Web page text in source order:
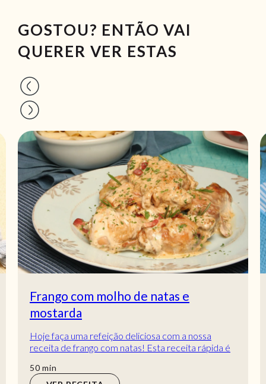
GOSTOU? ENTÃO VAI
QUERER VER ESTAS
Tentação de gelatina
Receita de Tentação de gelatina. Descubra como
cozinhar a receita de Tentação de gelatina de
maneira prática e deliciosa com a Teleculinária...
1hora
hora
VER RECEITA